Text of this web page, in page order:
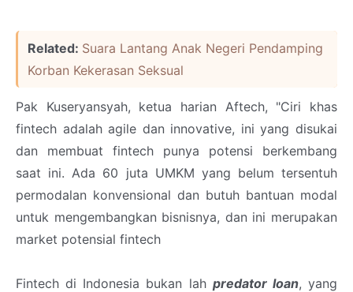
Related: Suara Lantang Anak Negeri Pendamping
Korban Kekerasan Seksual
Pak Kuseryansyah, ketua harian Aftech, "Ciri khas
fintech adalah agile dan innovative, ini yang disukai
dan membuat fintech punya potensi berkembang
saat ini. Ada 60 juta UMKM yang belum tersentuh
permodalan konvensional dan butuh bantuan modal
untuk mengembangkan bisnisnya, dan ini merupakan
market potensial fintech
Fintech di Indonesia bukan lah predator loan, yang